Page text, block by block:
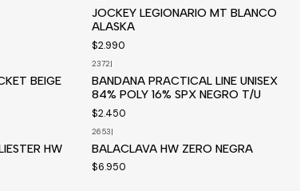
JOCKEY LEGIONARIO MT BLANCO
ALASKA
$2.990
BEIGE
2372|
BANDANA PRACTICAL LINE UNISEX
84% POLY 16% SPX NEGRO T/U
$2.450
HW
2653|
BALACLAVA HW ZERO NEGRA
$6.950